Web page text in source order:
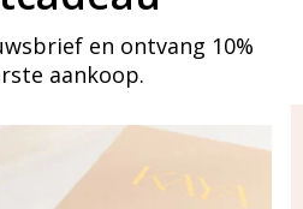
en ontvang 10%
aankoop.